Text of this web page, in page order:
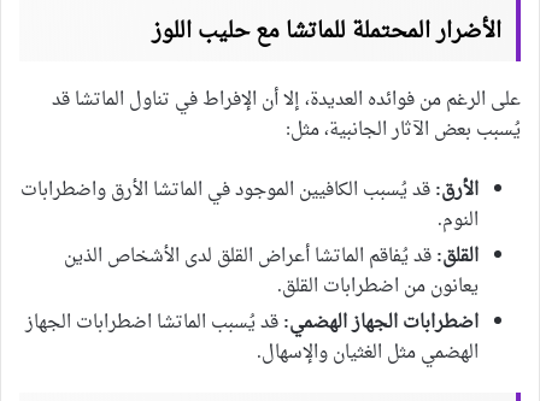
الأضرار المحتملة للماتشا مع حليب اللوز
على الرغم من فوائده العديدة، إلا أن الإفراط في تناول الماتشا قد
يُسبب بعض الآثار الجانبية، مثل:
الأرق:قد يُسبب الكافيين الموجود في الماتشا الأرق واضطرابات
النوم.
القلق:قد يُفاقم الماتشا أعراض القلق لدى الأشخاص الذين
يعانون من اضطرابات القلق.
اضطرابات الجهاز الهضمي:قد يُسبب الماتشا اضطرابات الجهاز
الهضمي مثل الغثيان والإسهال.